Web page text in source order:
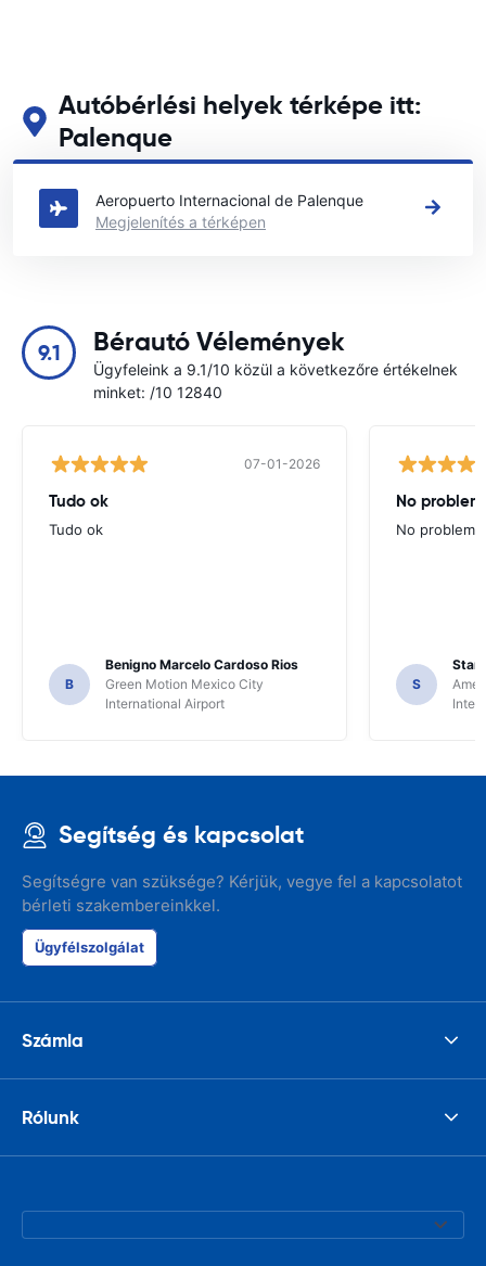
Autóbérlési helyek térképe itt:
Palenque
Tekintse meg fő autóbérlési helyeinket itt: Palenque
Aeropuerto Internacional de Palenque
Megjelenítés a térképen
9.1 Bérautó Vélemények
Ügyfeleink a 9.1/10 közül a következőre értékelnek
minket: /10 12840
07-01-2026
Tudo ok
Tudo ok
B
Benigno Marcelo Cardoso Rios
Green Motion Mexico City
International Airport
No
No
S
Segítség és kapcsolat
Segítségre van szüksége? Kérjük, vegye fel a kapcsolatot
bérleti szakembereinkkel.
Ügyfélszolgálat
Számla
Rólunk